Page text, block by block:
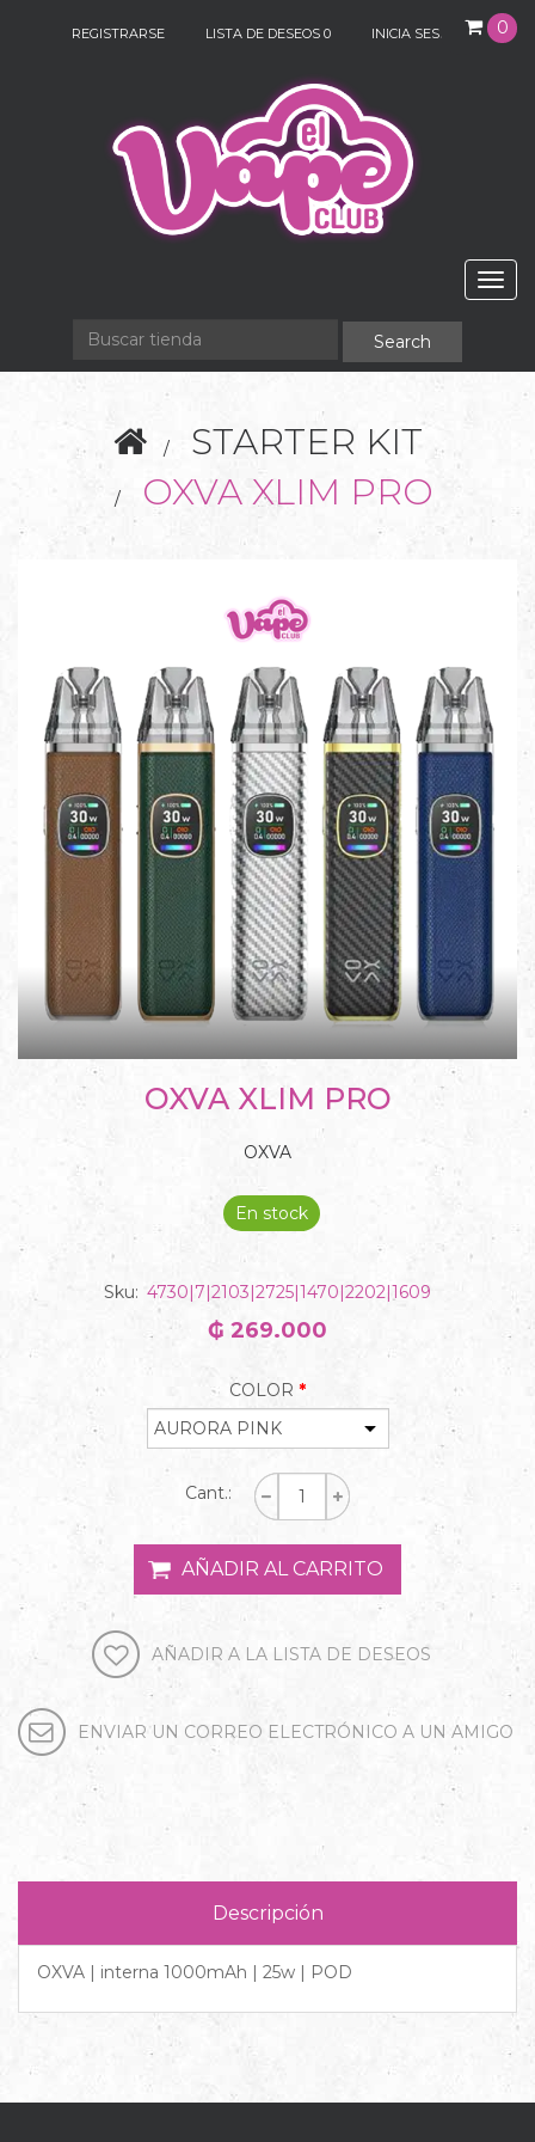
0
REGISTRARSE LISTA DE DESEOS 0 INICIA SESIÓN
STARTER KIT
OXVA XLIM PRO
OXVA XLIM PRO
OXVA
En stock
Sku: 4730|7|2103|2725|1470|2202|1609
₲ 269.000
COLOR *
Cant.:
Descripción
OXVA | interna 1000mAh | 25w | POD